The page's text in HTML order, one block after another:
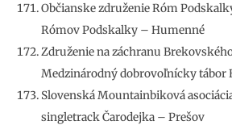
Občianske združenie Róm
Rómov Podskalky – Humenné
Združenie na záchranu
Medzinárodný dobrovoľnícky tábor
Slovenská Mountainbiková
singletrack Čarodejka – Prešov